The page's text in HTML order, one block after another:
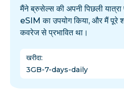
मैंने ब्रुसेल्स की अपनी पिछली
eSIM का उपयोग किया, और मैं पूरे
कवरेज से प्रभावित था।
खरीदा:
3GB-7-days-daily